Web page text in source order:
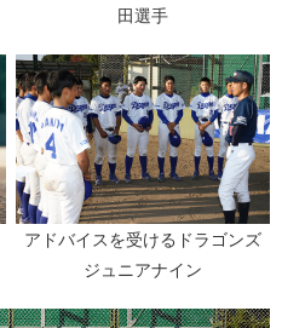
田選手
アドバイスを受けるドラゴンズ
ジュニアナイン